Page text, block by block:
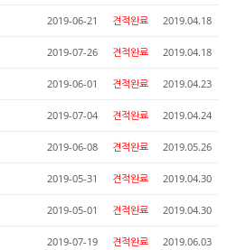
2019-06-21 견적완료 2019.04.18
2019-07-26 견적완료 2019.04.18
2019-06-01 견적완료 2019.04.23
2019-07-04 견적완료 2019.04.24
2019-06-08 견적완료 2019.05.26
2019-05-31 견적완료 2019.04.30
2019-05-01 견적완료 2019.04.30
2019-07-19 견적완료 2019.06.03